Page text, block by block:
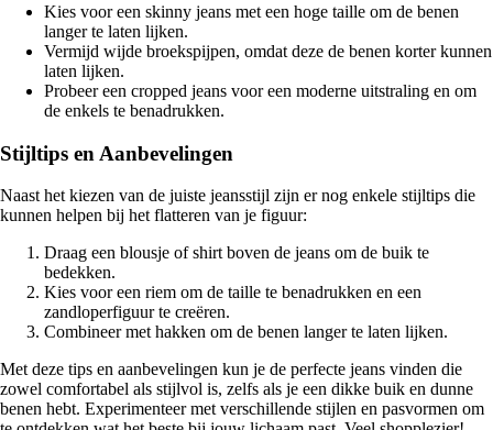
Kies voor een skinny jeans met een hoge taille om de benen
langer te laten lijken.
Vermijd wijde broekspijpen, omdat deze de benen korter kunnen
laten lijken.
Probeer een cropped jeans voor een moderne uitstraling en om
de enkels te benadrukken.
Stijltips en Aanbevelingen
Naast het kiezen van de juiste jeansstijl zijn er nog enkele stijltips die
kunnen helpen bij het flatteren van je figuur:
Draag een blousje of shirt boven de jeans om de buik te
bedekken.
Kies voor een riem om de taille te benadrukken en een
zandloperfiguur te creëren.
Combineer met hakken om de benen langer te laten lijken.
Met deze tips en aanbevelingen kun je de perfecte jeans vinden die
zowel comfortabel als stijlvol is, zelfs als je een dikke buik en dunne
benen hebt. Experimenteer met verschillende stijlen en pasvormen om